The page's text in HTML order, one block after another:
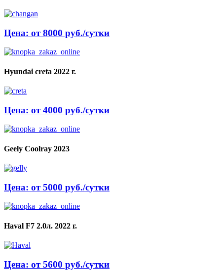
Цена: от 8000 руб./сутки
Hyundai creta 2022 г.
Цена: от 4000 руб./сутки
Geely Coolray 2023
Цена: от 5000 руб./сутки
Haval F7 2.0л. 2022 г.
Цена: от 5600 руб./сутки